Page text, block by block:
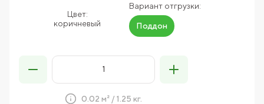
Цвет:
коричневый
Вариант отгрузки:
Поддон
0.02 м² / 1.25 кг.